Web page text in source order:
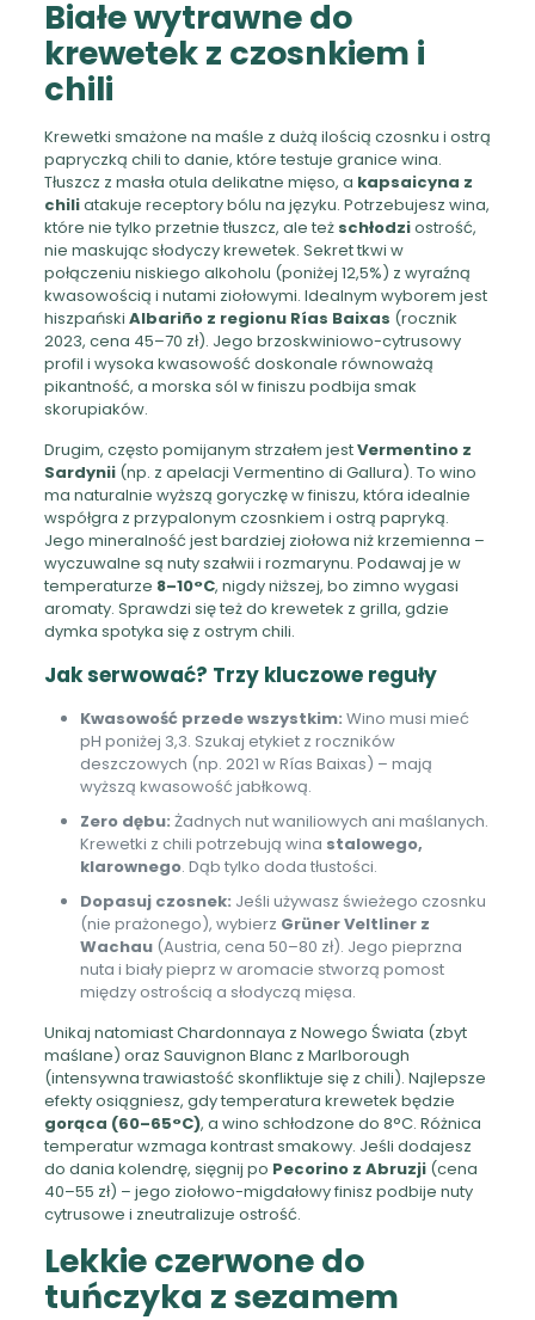
Białe wytrawne do
krewetek z czosnkiem i
chili
Krewetki smażone na maśle z dużą ilością czosnku i ostrą
papryczką chili to danie, które testuje granice wina.
Tłuszcz z masła otula delikatne mięso, a kapsaicyna z
chiliatakuje receptory bólu na języku. Potrzebujesz wina,
które nie tylko przetnie tłuszcz, ale też schłodziostrość,
nie maskując słodyczy krewetek. Sekret tkwi w
połączeniu niskiego alkoholu (poniżej 12,5%) z wyraźną
kwasowością i nutami ziołowymi. Idealnym wyborem jest
hiszpański Albariño z regionu Rías Baixas (rocznik
2023, cena 45–70 zł). Jego brzoskwiniowo-cytrusowy
profil i wysoka kwasowość doskonale równoważą
pikantność, a morska sól w finiszu podbija smak
skorupiaków.
Drugim, często pomijanym strzałem jestVermentino z
Sardynii(np. z apelacji Vermentino di Gallura). To wino
ma naturalnie wyższą goryczkę w finiszu, która idealnie
współgra z przypalonym czosnkiem i ostrą papryką.
Jego mineralność jest bardziej ziołowa niż krzemienna –
wyczuwalne są nuty szałwii i rozmarynu. Podawaj je w
temperaturze 8–10°C, nigdy niższej, bo zimno wygasi
aromaty. Sprawdzi się też do krewetek z grilla, gdzie
dymka spotyka się z ostrym chili.
Jak serwować? Trzy kluczowe reguły
Kwasowość przede wszystkim: Wino musi mieć
pH poniżej 3,3. Szukaj etykiet z roczników
deszczowych (np. 2021 w Rías Baixas) – mają
wyższą kwasowość jabłkową.
Zero dębu: Żadnych nut waniliowych ani maślanych.
Krewetki z chili potrzebują wina stalowego,
klarownego. Dąb tylko doda tłustości.
Dopasuj czosnek: Jeśli używasz świeżego czosnku
(nie prażonego), wybierz Grüner Veltliner z
Wachau(Austria, cena 50–80 zł). Jego pieprzna
nuta i biały pieprz w aromacie stworzą pomost
między ostrością a słodyczą mięsa.
Unikaj natomiast Chardonnaya z Nowego Świata (zbyt
maślane) oraz Sauvignon Blanc z Marlborough
(intensywna trawiastość skonfliktuje się z chili). Najlepsze
efekty osiągniesz, gdy temperatura krewetek będzie
gorąca (60–65°C), a wino schłodzone do 8°C. Różnica
temperatur wzmaga kontrast smakowy. Jeśli dodajesz
do dania kolendrę, sięgnij po Pecorino z Abruzji(cena
40–55 zł) – jego ziołowo-migdałowy finisz podbije nuty
cytrusowe i zneutralizuje ostrość.
Lekkie czerwone do
tuńczyka z sezamem